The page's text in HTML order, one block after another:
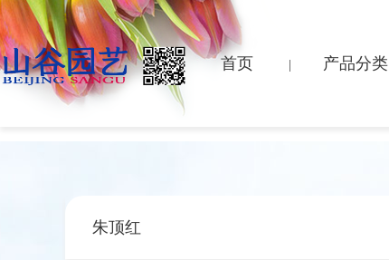
首页 产品分类
朱顶红